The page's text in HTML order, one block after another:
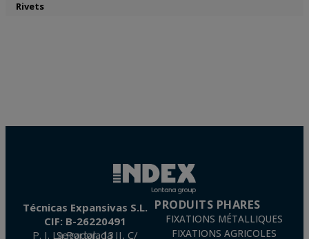
Rivets
Técnicas Expansivas S.L.
CIF: B-26220491
P. I. La Portalada II, C/ Segador, 13
PRODUITS PHARES
FIXATIONS MÉTALLIQUES
FIXATIONS AGRICOLES